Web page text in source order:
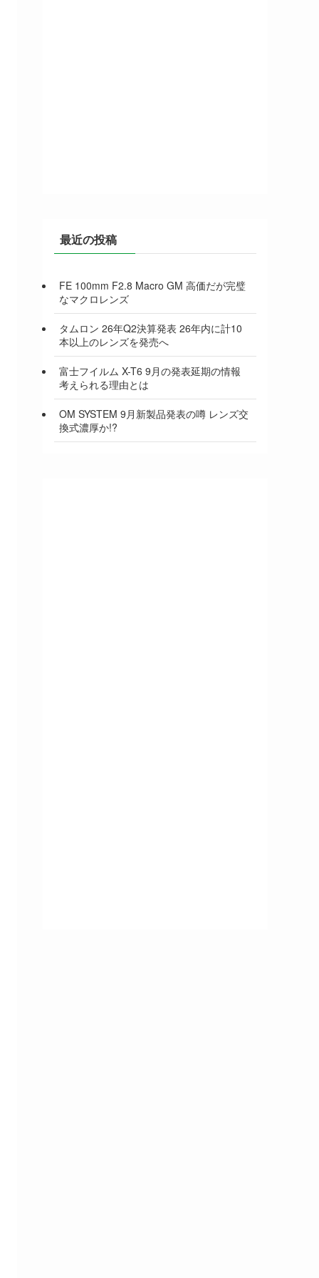
最近の投稿
FE 100mm F2.8 Macro GM 高価だが完璧
なマクロレンズ
タムロン 26年Q2決算発表 26年内に計10
本以上のレンズを発売へ
富士フイルム X-T6 9月の発表延期の情報
考えられる理由とは
OM SYSTEM 9月新製品発表の噂 レンズ交
換式濃厚か!?